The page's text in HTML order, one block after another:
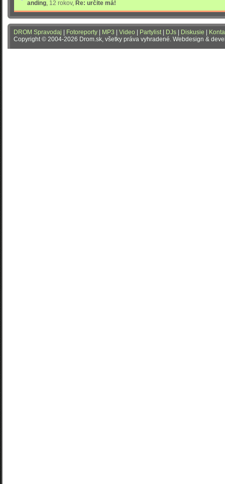
anding, 12 rokov, Re: určite má!
DROM Spravodaj Fotoreporty MP3 Video Partylist| DJs Diskusie
Copyright © 2004-2026 Drom.sk, všetky práva vyhradené. Webdesign &